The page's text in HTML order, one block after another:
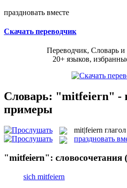
праздновать вместе
Скачать переводчик
Переводчик, Словарь и
20+ языков,
Словарь: "mitfeiern" -
примеры
mit|feiern глагол
праздновать
"mitfeiern": словосочетания
sich mitfeiern